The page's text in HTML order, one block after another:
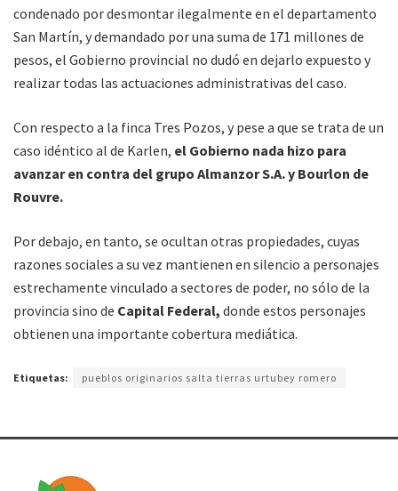
condenado por desmontar ilegalmente en el departamento
San Martín, y demandado por una suma de 171 millones de
pesos, el Gobierno provincial no dudó en dejarlo expuesto y
realizar todas las actuaciones administrativas del caso.
Con respecto a la finca Tres Pozos, y pese a que se trata de un
caso idéntico al de Karlen, el Gobierno nada hizo para
avanzar en contra del grupo Almanzor S.A. y Bourlon de
Rouvre.
Por debajo, en tanto, se ocultan otras propiedades, cuyas
razones sociales a su vez mantienen en silencio a personajes
estrechamente vinculado a sectores de poder, no sólo de la
provincia sino de Capital Federal, donde estos personajes
obtienen una importante cobertura mediática.
Etiquetas: pueblos originarios salta tierras urtubey romero